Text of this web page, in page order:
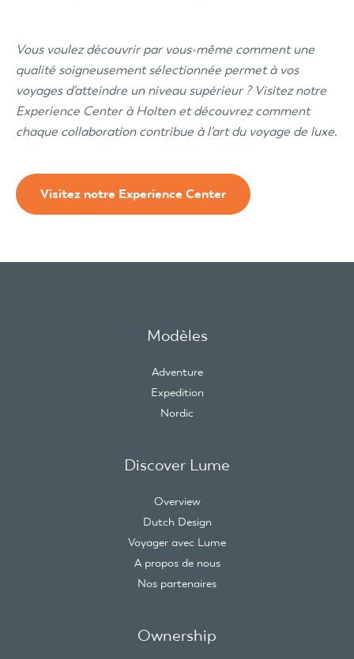
Vous voulez découvrir par vous-même comment une
qualité soigneusement sélectionnée permet à vos
voyages d'atteindre un niveau supérieur ? Visitez notre
Experience Center à Holten et découvrez comment
chaque collaboration contribue à l'art du voyage de luxe.
Visitez notre Experience Center
Modèles
Adventure
Expedition
Nordic
Discover Lume
Overview
Dutch Design
Voyager avec Lume
A propos de nous
Nos partenaires
Ownership